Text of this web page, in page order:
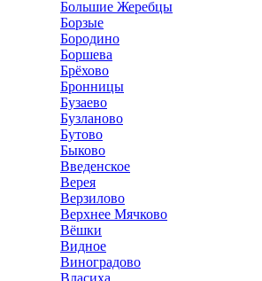
Большие Жеребцы
Борзые
Бородино
Боршева
Брёхово
Бронницы
Бузаево
Бузланово
Бутово
Быково
Введенское
Верея
Верзилово
Верхнее Мячково
Вёшки
Видное
Виноградово
Власиха